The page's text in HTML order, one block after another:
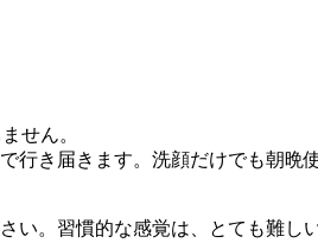
せん。
き届きます。洗顔だけでも朝晩
。習慣的な感覚は、とても難し